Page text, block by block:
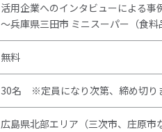
活用企業へのインタビューによる事
～兵庫県三田市 ミニスーパー（食
無料
30名 ※定員になり次第、締め切り
広島県北部エリア（三次市、庄原